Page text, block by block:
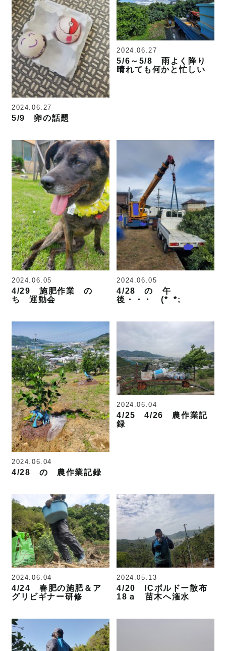
2024.06.27
5/9 卵の話題
2024.06.27
5/6～5/8 雨よく降り
晴れても何かと忙しい
2024.06.05
4/29 施肥作業 の
ち 運動会
2024.06.05
4/28 の 午
後・・・ (*_*;
2024.06.04
4/28 の 農作業記録
2024.06.04
4/25 4/26 農作業記
録
2024.06.04
4/24 春肥の施肥＆ア
グリビギナー研修
2024.05.13
4/20 ICボルドー散布
18ａ 苗木へ潅水